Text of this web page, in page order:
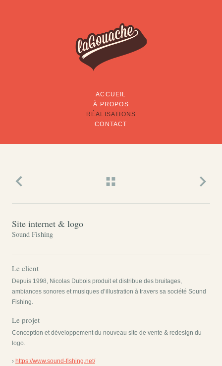
ACCUEIL
À PROPOS
RÉALISATIONS
CONTACT
Site internet & logo
Sound Fishing
Le client
Depuis 1998, Nicolas Dubois produit et distribue des bruitages,
ambiances sonores et musiques d’illustration à travers sa société Sound
Fishing.
Le projet
Conception et développement du nouveau site de vente & redesign du
logo.
› https://www.sound-fishing.net/